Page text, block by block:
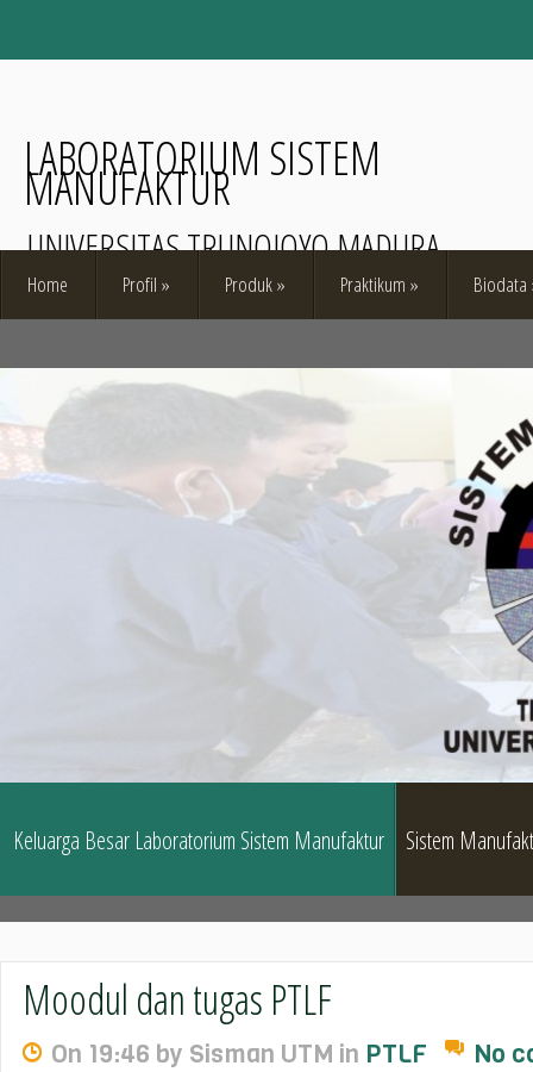
LABORATORIUM SISTEM
MANUFAKTUR
UNIVERSITAS TRUNOJOYO MADURA
Home Profil » Produk» Praktikum » Biodata
Keluarga Besar Laboratorium Sistem Manufaktur Sistem
Moodul dan tugas PTLF
On 19:46 by Sisman UTM in PTLF No